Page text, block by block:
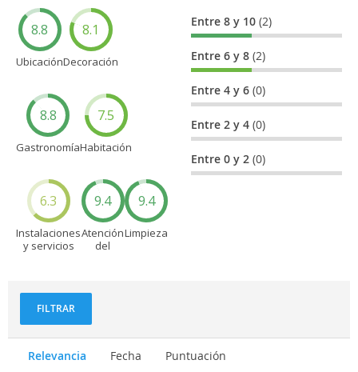
8.8
Ubicación
8.1
Decoración
8.8
Gastronomía
7.5
Habitación
6.3
Instalaciones
y servicios
9.4
Atención
del
9.4
Limpieza
Entre 8 y 10(2)
Entre 6 y 8(2)
Entre 4 y 6(0)
Entre 2 y 4(0)
Entre 0 y 2(0)
FILTRAR
Relevancia Fecha Puntuación